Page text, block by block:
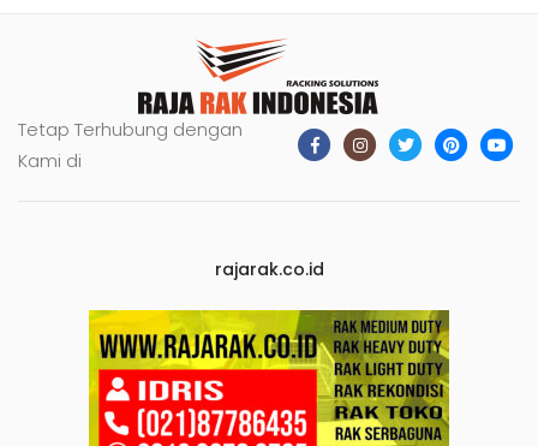
Tetap Terhubung dengan
Kami di
rajarak.co.id